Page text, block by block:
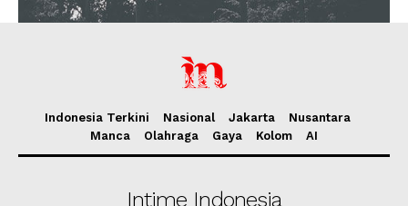
Indonesia Terkini Nasional Jakarta
Nusantara
Manca
Olahraga Gaya Kolom AI
Intime Indonesia